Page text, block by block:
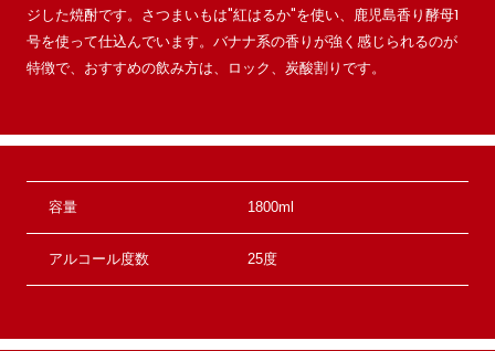
ジした焼酎です。さつまいもは"紅はるか"を使い、鹿児島香り酵母1
号を使って仕込んでいます。バナナ系の香りが強く感じられるのが
特徴で、おすすめの飲み方は、ロック、炭酸割りです。
容量 1800ml
アルコール度数 25度